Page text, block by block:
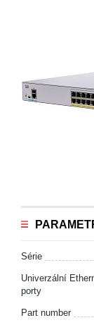
Série
Univerzální
porty
Part number